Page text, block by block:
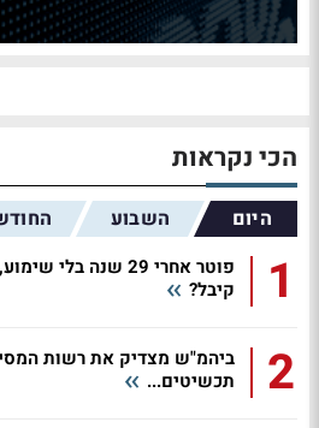
הכי נקראות
היום השבוע
1
קיבל?
2
ביהמ"ש מצדיק את רשות
תכשיטים...